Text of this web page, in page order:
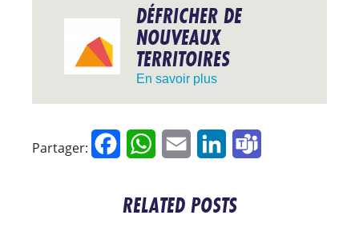
DÉFRICHER DE
NOUVEAUX
TERRITOIRES
En savoir plus
Partager: FacebookWhatsApp
Email LinkedIn
RELATED POSTS